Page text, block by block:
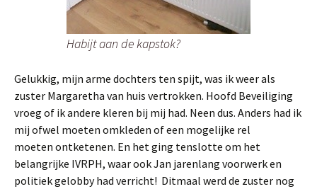
Habijt aan de kapstok?
Gelukkig, mijn arme dochters ten spijt, was ik weer als
zuster Margaretha van huis vertrokken. Hoofd Beveiliging
vroeg of ik andere kleren bij mij had. Neen dus. Anders had ik
mij ofwel moeten omkleden of een mogelijke rel
moeten ontketenen. En het ging tenslotte om het
belangrijke IVRPH, waar ook Jan jarenlang voorwerk en
politiek gelobby had verricht! Ditmaal werd de zuster nog